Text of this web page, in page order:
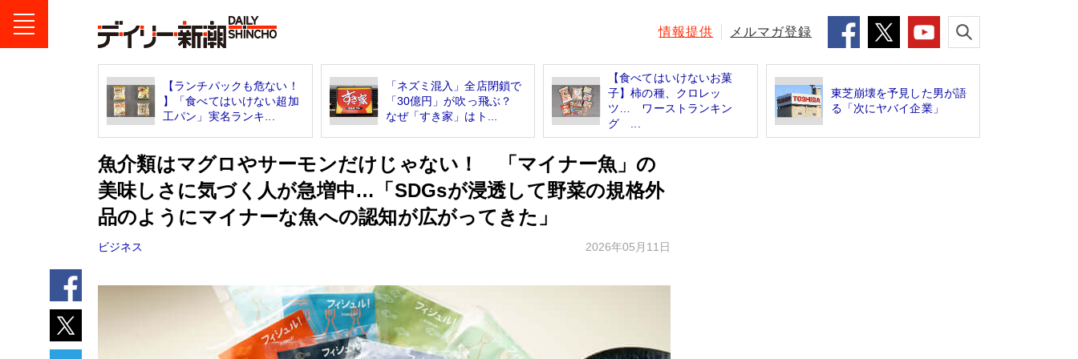
情報提供 メルマガ登録
【ランチパックも危ない！
】「食べてはいけない超加
工パン」実名ランキ...
「ネズミ混入」全店閉鎖で
「30億円」が吹っ飛ぶ？
なぜ「すき家」はト...
【食べてはいけないお菓
子】柿の種、クロレッ
ツ… ワーストランキン
グ ...
東芝崩壊を予見した男が語
る「次にヤバイ企業」
魚介類はマグロやサーモンだけじゃない！ 「マイナー魚」の
美味しさに気づく人が急増中…「SDGsが浸透して野菜の規格外
品のようにマイナーな魚への認知が広がってきた」
ビジネス 2026年05月11日